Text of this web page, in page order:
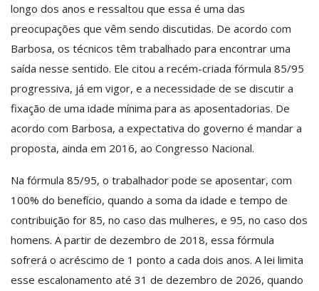
longo dos anos e ressaltou que essa é uma das
preocupações que vêm sendo discutidas. De acordo com
Barbosa, os técnicos têm trabalhado para encontrar uma
saída nesse sentido. Ele citou a recém-criada fórmula 85/95
progressiva, já em vigor, e a necessidade de se discutir a
fixação de uma idade mínima para as aposentadorias. De
acordo com Barbosa, a expectativa do governo é mandar a
proposta, ainda em 2016, ao Congresso Nacional.
Na fórmula 85/95, o trabalhador pode se aposentar, com
100% do benefício, quando a soma da idade e tempo de
contribuição for 85, no caso das mulheres, e 95, no caso dos
homens. A partir de dezembro de 2018, essa fórmula
sofrerá o acréscimo de 1 ponto a cada dois anos. A lei limita
esse escalonamento até 31 de dezembro de 2026, quando